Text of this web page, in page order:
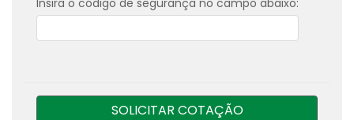
SOLICITAR COTAÇÃO